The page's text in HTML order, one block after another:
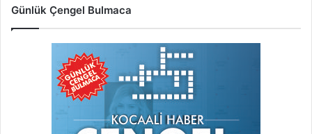
Günlük Çengel Bulmaca